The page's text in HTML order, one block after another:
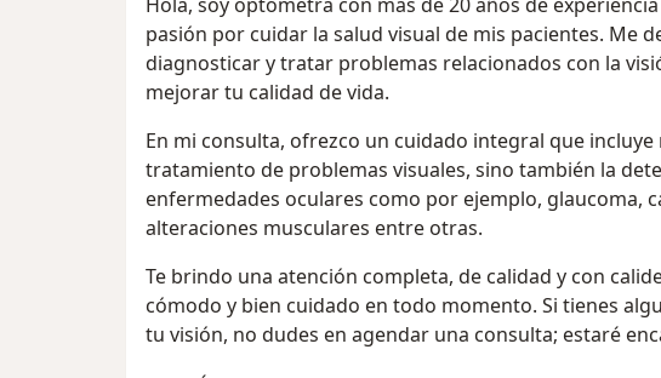
Hola, soy optómetra con más de 20 años de
pasión por cuidar la salud visual de mis pacientes. Me
diagnosticar y tratar problemas relacionados con la
mejorar tu calidad de vida.
En mi consulta, ofrezco un cuidado integral que
tratamiento de problemas visuales, sino también la
enfermedades oculares como por ejemplo, glaucoma,
alteraciones musculares entre otras.
Te brindo una atención completa, de calidad y con
cómodo y bien cuidado en todo momento. Si tienes
tu visión, no dudes en agendar una consulta; estaré